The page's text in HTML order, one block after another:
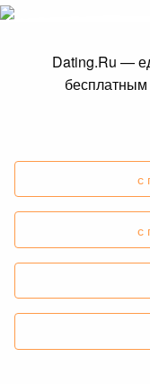
Dating.Ru —
бесплатным
с
с